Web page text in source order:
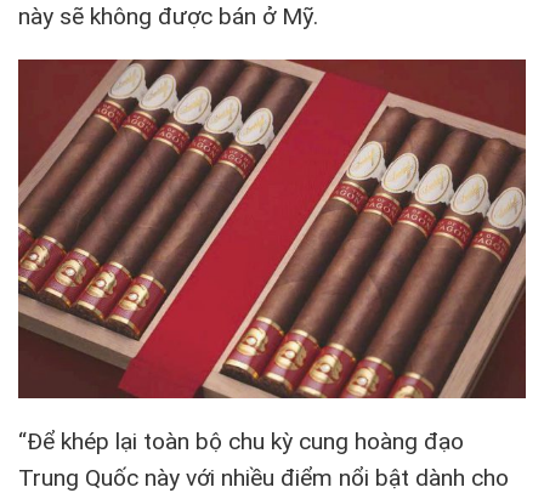
này sẽ không được bán ở Mỹ.
“Để khép lại toàn bộ chu kỳ cung hoàng đạo
Trung Quốc này với nhiều điểm nổi bật dành cho